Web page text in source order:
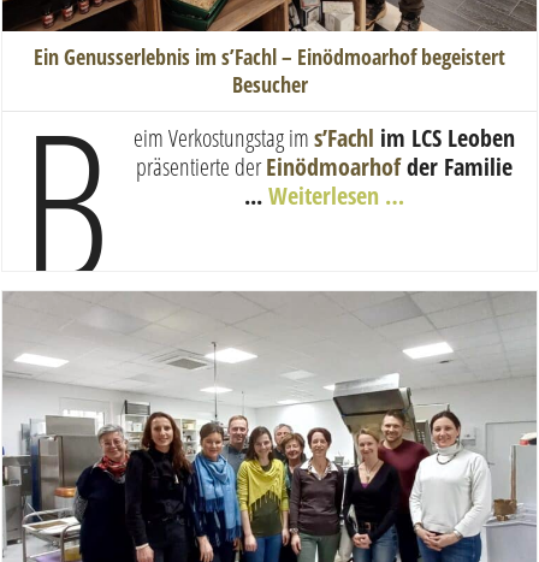
Ein Genusserlebnis im s’Fachl – Einödmoarhof begeistert
Besucher
B eim Verkostungstag ims’Fachl im LCS Leoben
präsentierte derEinödmoarhofder Familie
...Weiterlesen …